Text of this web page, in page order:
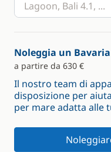
Noleggia un
a partire da 630 €
Il nostro team di
disposizione per
per mare adatta alle